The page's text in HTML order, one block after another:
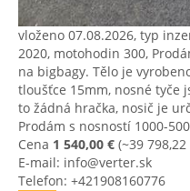
vloženo 07.08.2026, typ
2020, motohodin 300,
na bigbagy. Tělo je
tloušťce 15mm, nosné tyče
to žádná hračka, nosič je
Prodám s nosností 1000-
Cena 1 540,00 € (~39 798,22
E-mail: info@verter.sk
Telefon: +421908160776